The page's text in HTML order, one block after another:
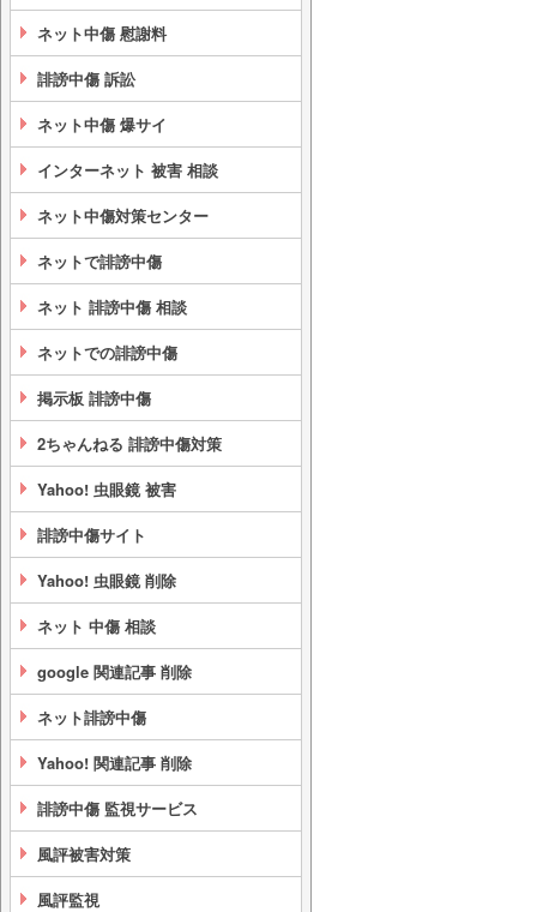
ネット中傷 慰謝料
誹謗中傷 訴訟
ネット中傷 爆サイ
インターネット 被害 相談
ネット中傷対策センター
ネットで誹謗中傷
ネット 誹謗中傷 相談
ネットでの誹謗中傷
掲示板 誹謗中傷
2ちゃんねる 誹謗中傷対策
Yahoo! 虫眼鏡 被害
誹謗中傷サイト
Yahoo! 虫眼鏡 削除
ネット 中傷 相談
google 関連記事 削除
ネット誹謗中傷
Yahoo! 関連記事 削除
誹謗中傷 監視サービス
風評被害対策
風評監視